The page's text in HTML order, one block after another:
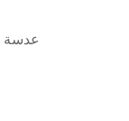
عدسة